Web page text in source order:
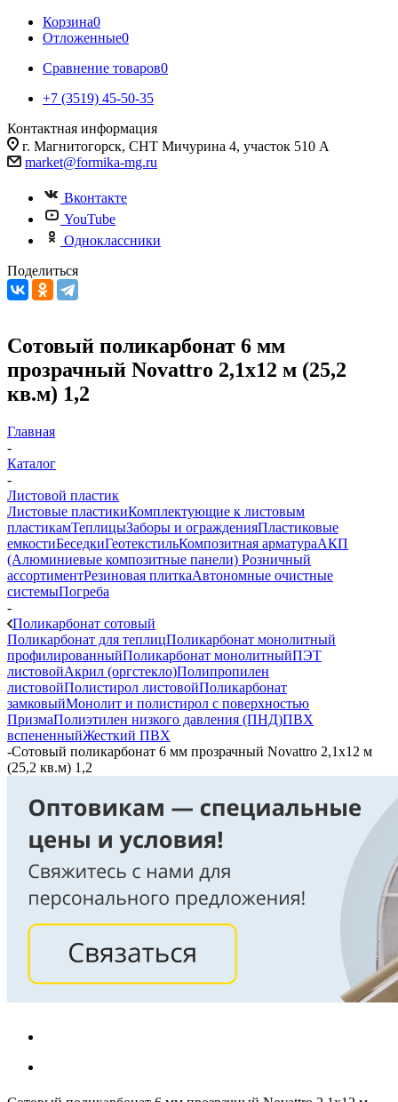
Корзина0
Отложенные0
Сравнение товаров0
+7 (3519) 45-50-35
Контактная информация
г. Магнитогорск, СНТ Мичурина 4, участок 510 А
market@formika-mg.ru
Вконтакте
YouTube
Одноклассники
Поделиться
Сотовый поликарбонат 6 мм
прозрачный Novattro 2,1х12 м (25,2
кв.м) 1,2
Главная
-
Каталог
-
Листовой пластик
Листовые пластикиКомплектующие к листовым
пластикамТеплицыЗаборы и огражденияПластиковые
емкостиБеседкиГеотекстильКомпозитная арматураАКП
(Алюминиевые композитные панели) Розничный
ассортиментРезиновая плиткаАвтономные очистные
системыПогреба
-
Поликарбонат сотовый
Поликарбонат для теплицПоликарбонат монолитный
профилированныйПоликарбонат монолитныйПЭТ
листовойАкрил (оргстекло)Полипропилен
листовойПолистирол листовойПоликарбонат
замковыйМонолит и полистирол с поверхностью
ПризмаПолиэтилен низкого давления (ПНД)ПВХ
вспененныйЖесткий ПВХ
-Сотовый поликарбонат 6 мм прозрачный Novattro 2,1х12 м
(25,2 кв.м) 1,2